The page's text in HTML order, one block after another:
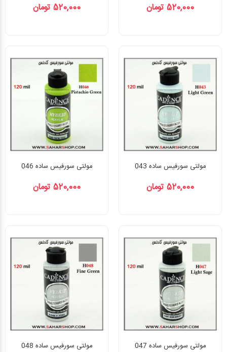
520,000 تومان 520,000 تومان
مولتی سورفیس ساده 043
520,000 تومان
مولتی سورفیس ساده 046
520,000 تومان
مولتی سورفیس ساده 047 مولتی سورفیس ساده 048